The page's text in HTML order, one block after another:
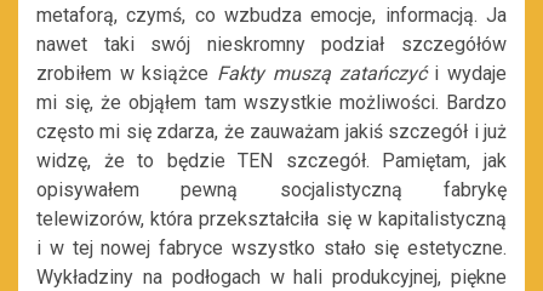
metaforą, czymś, co wzbudza emocje, informacją. Ja
nawet taki swój nieskromny podział szczegółów
zrobiłem w książce Fakty muszą zatańczyći wydaje
mi się, że objąłem tam wszystkie możliwości. Bardzo
często mi się zdarza, że zauważam jakiś szczegół i już
widzę, że to będzie TEN szczegół. Pamiętam, jak
opisywałem pewną socjalistyczną fabrykę
telewizorów, która przekształciła się w kapitalistyczną
i w tej nowej fabryce wszystko stało się estetyczne.
Wykładziny na podłogach w hali produkcyjnej, piękne